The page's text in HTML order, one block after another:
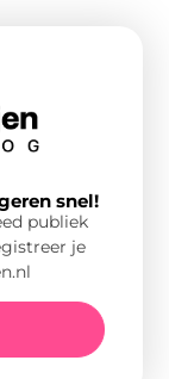
snel!
publiek
je